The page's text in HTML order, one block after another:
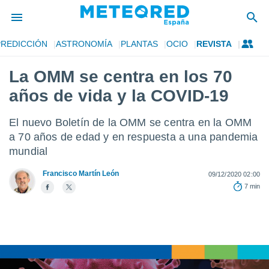
de
por
la
calidad.
a este
ASTRONOMÍA PLANTAS OCIO REVISTA
La OMM se centra en los 70
años de vida y la COVID-19
El nuevo Boletín de la OMM se centra en la OMM
a 70 años de edad y en respuesta a una pandemia
mundial
Francisco Martín León
09/12/2020 02:00
7 min